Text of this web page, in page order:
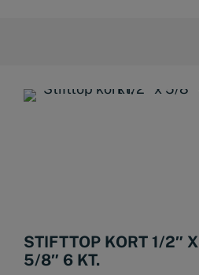
STIFTTOP KORT 1/2″ X
5/8″ 6 KT.